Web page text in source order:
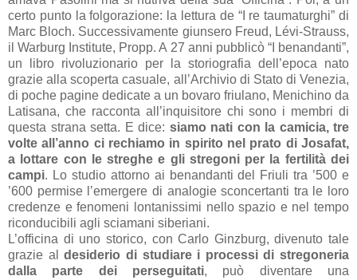
certo punto la folgorazione: la lettura de “I re taumaturghi” di
Marc Bloch. Successivamente giunsero Freud, Lévi-Strauss,
il Warburg Institute, Propp. A 27 anni pubblicò“I benandanti”,
un libro rivoluzionario per la storiografia dell’epoca nato
grazie alla scoperta casuale, all’Archivio di Stato di Venezia,
di poche pagine dedicate a un bovaro friulano, Menichino da
Latisana, che racconta all’inquisitore chi sono i membri di
questa strana setta. E dice: siamo nati con la camicia, tre
volte all’anno ci rechiamo in spirito nel prato di Josafat,
a lottare con le streghe e gli stregoni per la fertilità dei
campi. Lo studio attorno ai benandanti del Friuli tra ’500 e
’600 permise l’emergere di analogie sconcertanti tra le loro
credenze e fenomeni lontanissimi nello spazio e nel tempo
riconducibili agli sciamani siberiani.
L’officina di uno storico, con Carlo Ginzburg, divenuto tale
grazie aldesiderio di studiare i processi di stregoneria
dalla parte dei perseguitati, può diventare una